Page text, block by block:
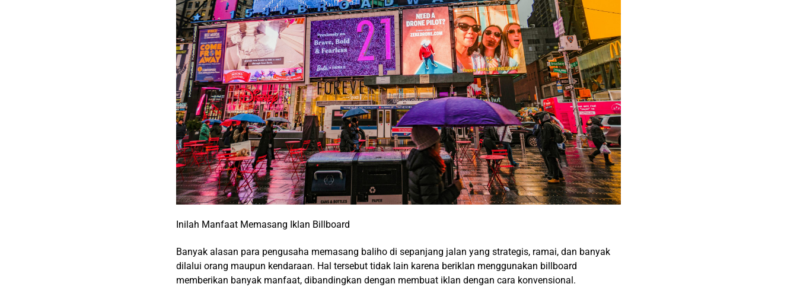
Inilah Manfaat Memasang Iklan Billboard
Banyak alasan para pengusaha memasang baliho di sepanjang jalan yang strategis, ramai, dan banyak
dilalui orang maupun kendaraan. Hal tersebut tidak lain karena beriklan menggunakan billboard
memberikan banyak manfaat, dibandingkan dengan membuat iklan dengan cara konvensional.